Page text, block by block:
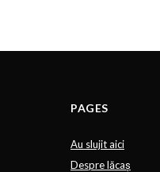
PAGES
Au slujit aici
Despre lăcaș